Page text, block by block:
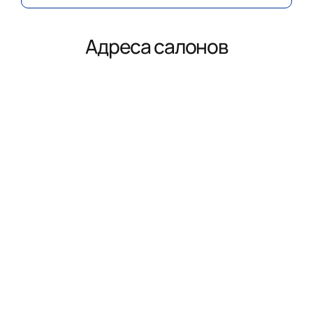
Адреса салонов